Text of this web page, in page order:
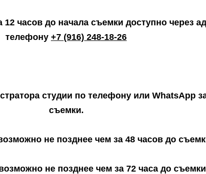
часов до начала съемки доступно через
телефону +7 (916) 248-18-26
студии по телефону или WhatsApp
съемки.
не позднее чем за 48 часов до
не позднее чем за 72 часа до